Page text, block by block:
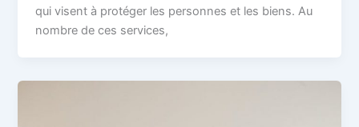
qui visent à protéger les personnes et les biens. Au
nombre de ces services,